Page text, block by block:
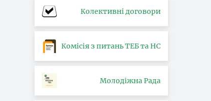
Колективні договори
Комісія з питань ТЕБ та НС
Молодіжна Рада